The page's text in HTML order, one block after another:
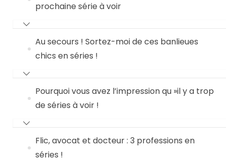
prochaine série à voir
Au secours ! Sortez-moi de ces banlieues
chics en séries !
Pourquoi vous avez l’impression qu »il y a trop
de séries à voir !
Flic, avocat et docteur : 3 professions en
séries !